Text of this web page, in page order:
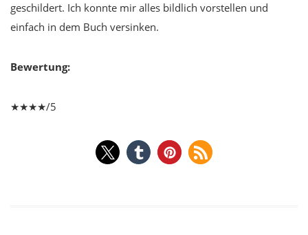
geschildert. Ich konnte mir alles bildlich vorstellen und
einfach in dem Buch versinken.
Bewertung:
★★★★/5